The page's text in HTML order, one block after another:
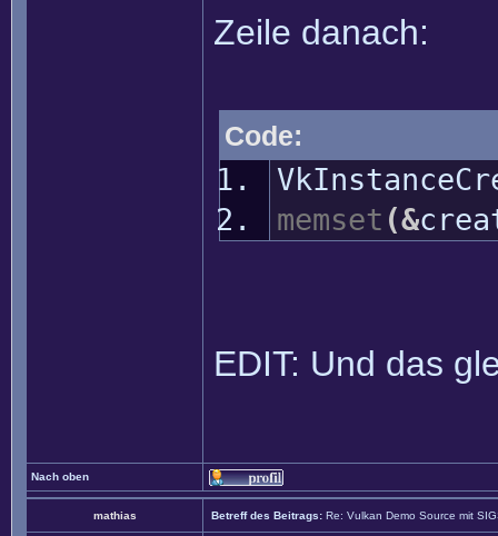
Zeile danach:
Code:
memset (&
EDIT: Und das
Nach oben
mathias Betreff des Beitrags: Re: Vulkan Demo Source mit